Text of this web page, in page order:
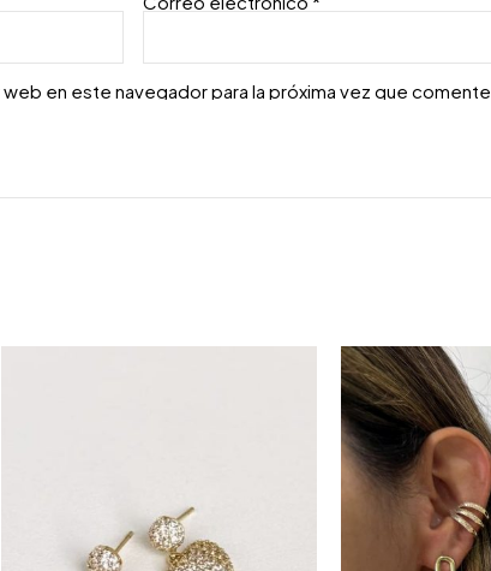
en este navegador para la próxima vez que comente.